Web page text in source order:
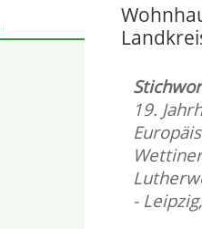
19.
Wettiner
- Leipzig